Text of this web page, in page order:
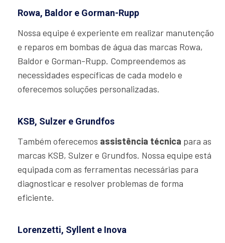
Rowa, Baldor e Gorman-Rupp
Nossa equipe é experiente em realizar manutenção
e reparos em bombas de água das marcas Rowa,
Baldor e Gorman-Rupp. Compreendemos as
necessidades específicas de cada modelo e
oferecemos soluções personalizadas.
KSB, Sulzer e Grundfos
Também oferecemos assistência técnica para as
marcas KSB, Sulzer e Grundfos. Nossa equipe está
equipada com as ferramentas necessárias para
diagnosticar e resolver problemas de forma
eficiente.
Lorenzetti, Syllent e Inova